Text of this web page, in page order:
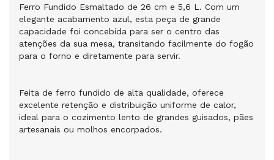
Ferro Fundido Esmaltado de 26 cm e 5,6 L. Com um
elegante acabamento azul, esta peça de grande
capacidade foi concebida para ser o centro das
atenções da sua mesa, transitando facilmente do fogão
para o forno e diretamente para servir.
Feita de ferro fundido de alta qualidade, oferece
excelente retenção e distribuição uniforme de calor,
ideal para o cozimento lento de grandes guisados, pães
artesanais ou molhos encorpados.